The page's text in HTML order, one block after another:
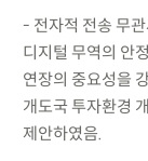
- 전자적 전송 무
디지털 무역의 안
연장의 중요성을
개도국 투자환경
제안하였음.